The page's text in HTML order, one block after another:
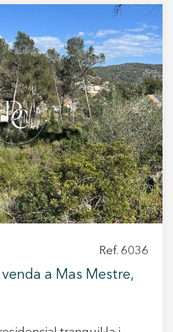
Té una excel·lent
garanteix llum natural
ideal per a una llar
Ubicat en
la parcel·la
asfaltats, voreres,
elèctric,
per construir-hi una
voreres, enllumenat
tots els serveis a l'abast.
Ref. 6036
a Mas Mestre,